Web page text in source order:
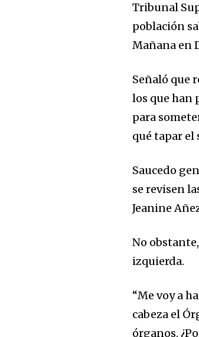
Tribunal
población
Mañana en
Señaló que
los que han
para
qué tapar el
Saucedo
se revisen
Jeanine
No
izquierda.
“Me voy a
cabeza el
órganos.